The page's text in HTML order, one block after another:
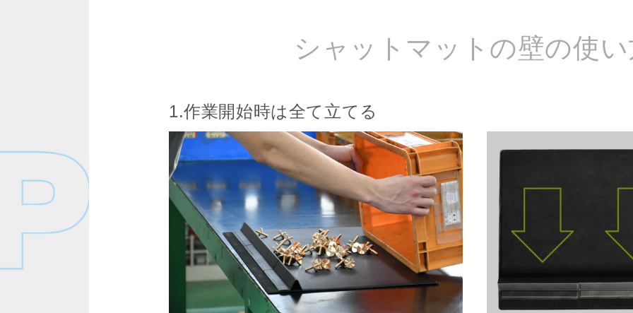
シャットマットの壁の使
1.作業開始時は全て立てる